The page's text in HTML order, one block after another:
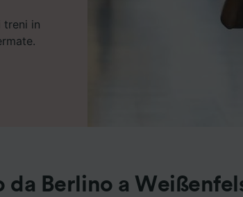
treni in
da Berlino a